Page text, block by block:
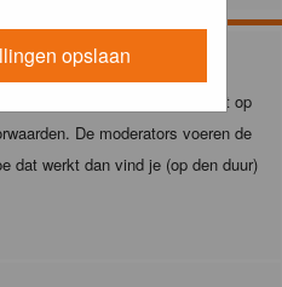
opslaan
Het plaatsen van foto's gebeurt op
De moderators voeren de
dat werkt dan vind je (op den duur)